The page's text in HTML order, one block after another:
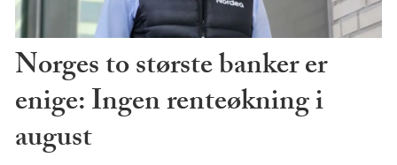
Norges to største banker er
enige: Ingen renteøkning i
august